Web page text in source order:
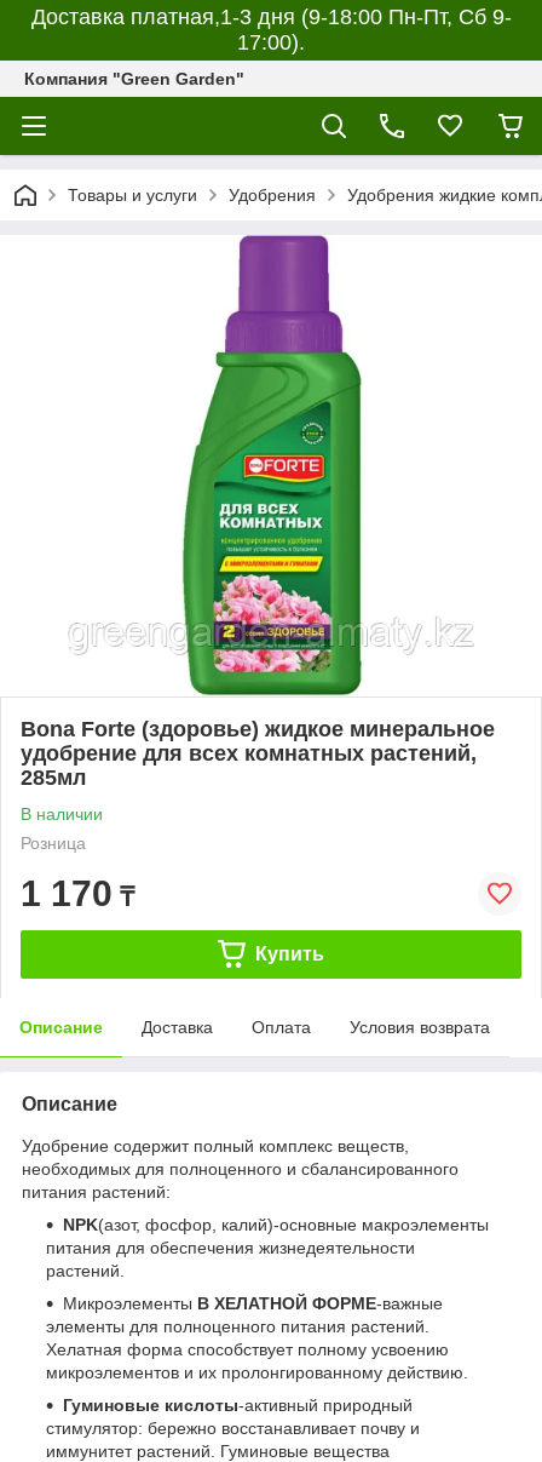
Доставка платная,1-3 дня (9-18:00 Пн-Пт, Сб 9-
17:00).
Компания "Green Garden"
Товары и услуги Удобрения Удобрения жидкие
Bona Forte (здоровье) жидкое минеральное
удобрение для всех комнатных растений,
285мл
В наличии
Розница
1 170 ₸
Купить
Описание Доставка Оплата Условия возврата
Описание
Удобрение содержит полный комплекс веществ,
необходимых для полноценного и сбалансированного
питания растений:
NPK(азот, фосфор, калий)-основные макроэлементы
питания для обеспечения жизнедеятельности
растений.
Микроэлементы В ХЕЛАТНОЙ ФОРМЕ-важные
элементы для полноценного питания растений.
Хелатная форма способствует полному усвоению
микроэлементов и их пролонгированному действию.
Гуминовые кислоты-активный природный
стимулятор: бережно восстанавливает почву и
иммунитет растений. Гуминовые вещества